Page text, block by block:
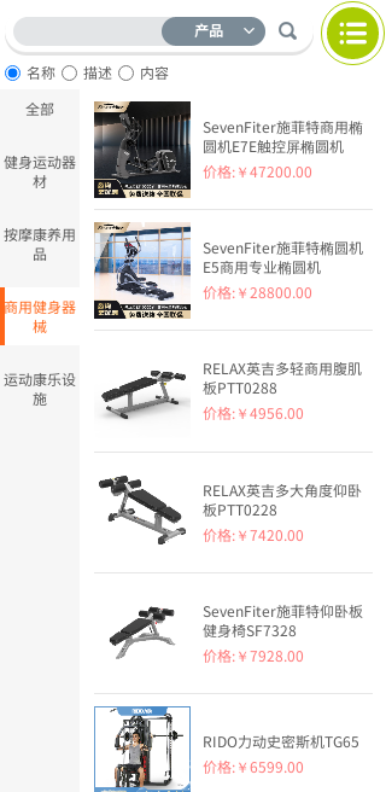
产品
名称 描述
内容
全部
健身运动器
材
按摩康养用
品
商用健身器
械
运动康乐设
施
SevenFiter施菲特商用椭
圆机E7E触控屏椭圆机
价格:￥47200.00
SevenFiter施菲特椭圆机
E5商用专业椭圆机
价格:￥28800.00
RELAX英吉多轻商用腹肌
板PTT0288
价格:￥4956.00
RELAX英吉多大角度仰卧
板PTT0228
价格:￥7420.00
SevenFiter施菲特仰卧板
健身椅SF7328
价格:￥7928.00
RIDO力动史密斯机TG65
价格:￥6599.00